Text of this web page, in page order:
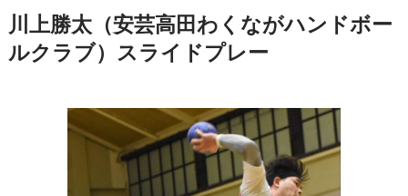
川上勝太（安芸高田わくながハンドボー
ルクラブ）スライドプレー